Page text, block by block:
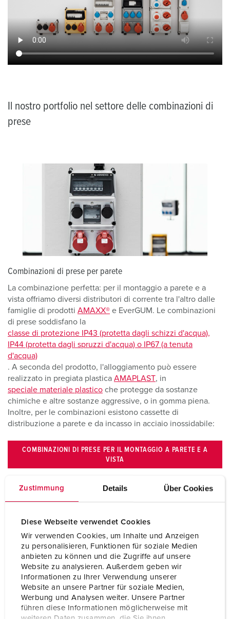
Zustimmung Details Über Cookies
Diese Webseite verwendet Cookies
Wir verwenden Cookies, um Inhalte und Anzeigen
zu personalisieren, Funktionen für soziale Medien
anbieten zu können und die Zugriffe auf unsere
Website zu analysieren. Außerdem geben wir
Informationen zu Ihrer Verwendung unserer
Website an unsere Partner für soziale Medien,
Werbung und Analysen weiter. Unsere Partner
führen diese Informationen möglicherweise mit
Il nostro portfolio nel settore delle combinazioni di
prese
Combinazioni di prese per parete
La combinazione perfetta: per il montaggio a parete e a
vista offriamo diversi distributori di corrente tra l'altro dalle
famiglie di prodotti AMAXX® e EverGUM. Le combinazioni
di prese soddisfano la
classe di protezione IP43 (protetta dagli schizzi d'acqua),
IP44 (protetta dagli spruzzi d'acqua) o IP67 (a tenuta
d'acqua)
. A seconda del prodotto, l'alloggiamento può essere
realizzato in pregiata plastica AMAPLAST, in
speciale materiale plastico che protegge da sostanze
chimiche e altre sostanze aggressive, o in gomma piena.
Inoltre, per le combinazioni esistono cassette di
distribuzione a parete e da incasso in acciaio inossidabile:
COMBINAZIONI DI PRESE PER IL MONTAGGIO A PARETE E A
VISTA
COMBINAZIONI DI PRESE PER MONTAGGIO AD INCASSO